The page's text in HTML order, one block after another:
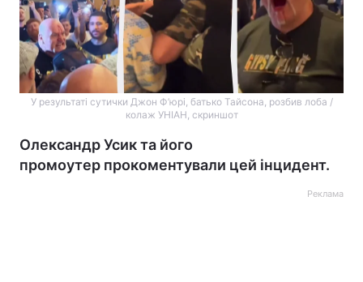
У результаті сутички Джон Ф’юрі, батько Тайсона, розбив лоба /
колаж УНІАН, скриншот
Олександр Усик та його
промоутер прокоментували цей інцидент.
Реклама